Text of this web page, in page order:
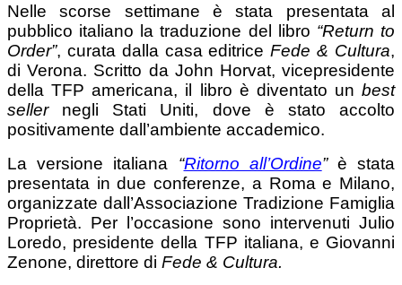
Nelle scorse settimane è stata presentata al
pubblico italiano la traduzione del libro “Return to
Order”, curata dalla casa editriceFede & Cultura,
di Verona. Scritto da John Horvat, vicepresidente
della TFP americana, il libro è diventato un best
sellernegli Stati Uniti, dove è stato accolto
positivamente dall’ambiente accademico.
La versione italiana “Ritorno all’Ordine”è stata
presentata in due conferenze, a Roma e Milano,
organizzate dall’Associazione Tradizione Famiglia
Proprietà. Per l’occasione sono intervenuti Julio
Loredo, presidente della TFP italiana, e Giovanni
Zenone, direttore di Fede & Cultura.